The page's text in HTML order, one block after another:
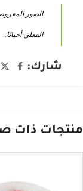
الصور
الفعلي أحيانًا.
شارك:
منتجات ذات